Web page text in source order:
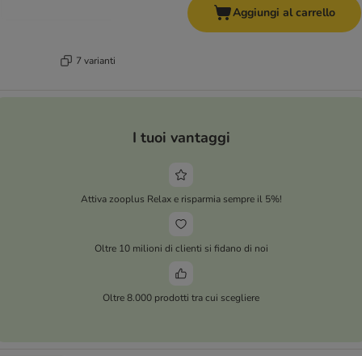
7 varianti
Aggiungi al carrello
I tuoi vantaggi
Attiva zooplus Relax e risparmia sempre il 5%!
Oltre 10 milioni di clienti si fidano di noi
Oltre 8.000 prodotti tra cui scegliere